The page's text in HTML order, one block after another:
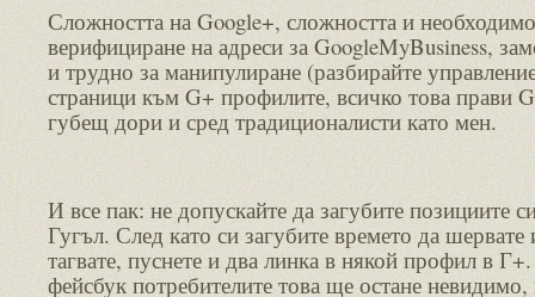
Сложността на Google+, сложността и
верифициране на адреси за GoogleMyBusiness,
и трудно за манипулиране (разбирайте
страници към G+ профилите, всичко това прави
губещ дори и сред традиционалисти като мен.
И все пак: не допускайте да загубите позициите
Гугъл. След като си загубите времето да шервате
тагвате, пуснете и два линка в някой профил в
фейсбук потребителите това ще остане